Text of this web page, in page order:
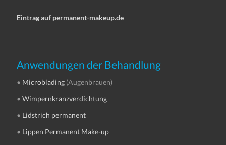
Eintrag auf permanent-makeup.de
Anwendungen der Behandlung
• Microblading (Augenbrauen)
•Wimpernkranzverdichtung
• Lidstrich permanent
• Lippen Permanent Make-up